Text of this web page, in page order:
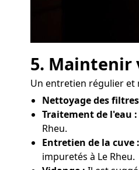
5. Maintenir
Un entretien régulier et
Nettoyage des
Traitement de l'eau :
Rheu.
Entretien de la cuve :
impuretés à Le Rheu.